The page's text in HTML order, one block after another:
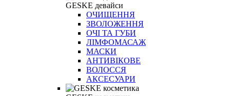
GESKE девайси
ОЧИЩЕННЯ
ЗВОЛОЖЕННЯ
ОЧІ ТА ГУБИ
ЛІМФОМАСАЖ
МАСКИ
АНТИВІКОВЕ
ВОЛОССЯ
АКСЕСУАРИ